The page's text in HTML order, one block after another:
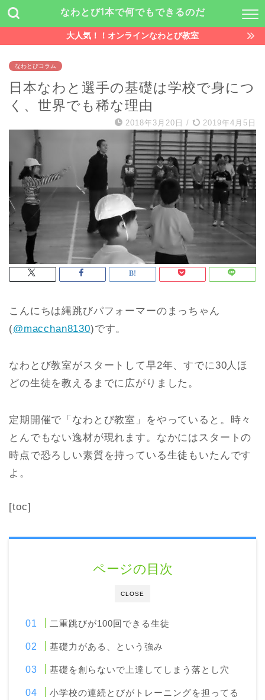
なわとび1本で何でもできるのだ
大人気！！オンラインなわとび教室
なわとびコラム
日本なわと選手の基礎は学校で身につ
く、世界でも稀な理由
2018年3月20日 / 2019年4月5日
こんにちは縄跳びパフォーマーのまっちゃん
(@macchan8130)です。
なわとび教室がスタートして早2年、すでに30人ほ
どの生徒を教えるまでに広がりました。
定期開催で「なわとび教室」をやっていると。時々
とんでもない逸材が現れます。なかにはスタートの
時点で恐ろしい素質を持っている生徒もいたんです
よ。
[toc]
CLOSE
ページの目次
二重跳びが100回できる生徒
基礎力がある、という強み
基礎を創らないで上達してしまう落とし穴
小学校の連続とびがトレーニングを担ってる